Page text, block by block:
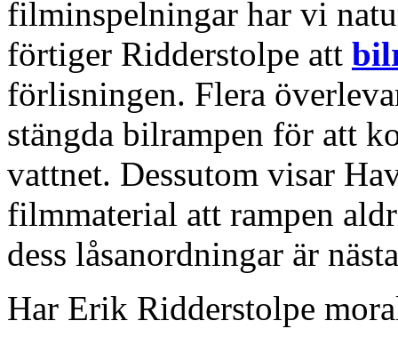
filminspelningar har vi
förtiger Ridderstolpe att
förlisningen. Flera
stängda bilrampen för att
vattnet. Dessutom visar
filmmaterial att rampen
dess låsanordningar är
Har Erik Ridderstolpe